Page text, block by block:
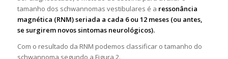
tamanho dos schwannomas vestibulares é a ressonância
magnética (RNM) seriada a cada 6 ou 12 meses (ou antes,
se surgirem novos sintomas neurológicos).
Com o resultado da RNM podemos classificar o tamanho do